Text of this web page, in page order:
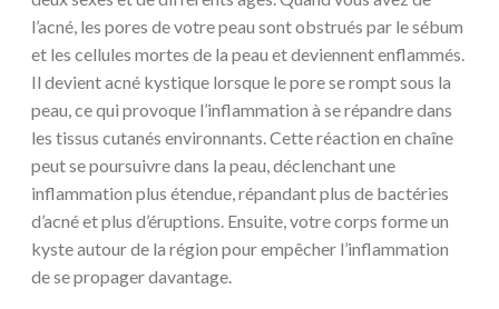
l’acné, les pores de votre peau sont obstrués par le sébum
et les cellules mortes de la peau et deviennent enflammés.
Il devient acné kystique lorsque le pore se rompt sous la
peau, ce qui provoque l’inflammation à se répandre dans
les tissus cutanés environnants. Cette réaction en chaîne
peut se poursuivre dans la peau, déclenchant une
inflammation plus étendue, répandant plus de bactéries
d’acné et plus d’éruptions. Ensuite, votre corps forme un
kyste autour de la région pour empêcher l’inflammation
de se propager davantage.